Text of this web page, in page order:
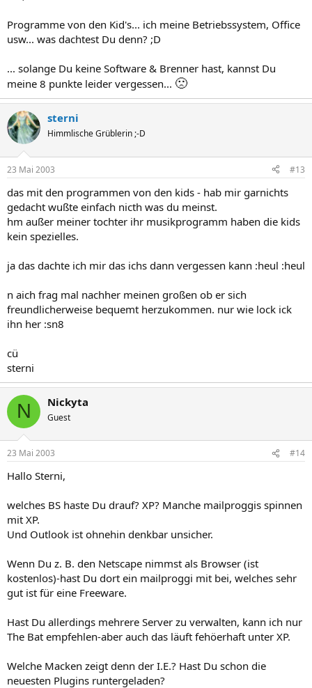
Programme von den Kid's... ich meine Betriebssystem, Office
usw... was dachtest Du denn? ;D
... solange Du keine Software & Brenner hast, kannst Du
meine 8 punkte leider vergessen... 🙁
sterni
Himmlische Grüblerin ;-D
23 Mai 2003 #13
das mit den programmen von den kids - hab mir garnichts
gedacht wußte einfach nicth was du meinst.
hm außer meiner tochter ihr musikprogramm haben die kids
kein spezielles.
ja das dachte ich mir das ichs dann vergessen kann :heul :heul
n aich frag mal nachher meinen großen ob er sich
freundlicherweise bequemt herzukommen. nur wie lock ick
ihn her :sn8
cü
sterni
N Nickyta
Guest
23 Mai 2003 #14
Hallo Sterni,
welches BS haste Du drauf? XP? Manche mailproggis spinnen
mit XP.
Und Outlook ist ohnehin denkbar unsicher.
Wenn Du z. B. den Netscape nimmst als Browser (ist
kostenlos)-hast Du dort ein mailproggi mit bei, welches sehr
gut ist für eine Freeware.
Hast Du allerdings mehrere Server zu verwalten, kann ich nur
The Bat empfehlen-aber auch das läuft fehöerhaft unter XP.
Welche Macken zeigt denn der I.E.? Hast Du schon die
neuesten Plugins runtergeladen?